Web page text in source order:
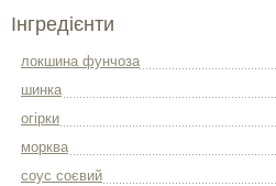
Інгредієнти
локшина фунчоза
шинка
огірки
морква
соус соєвий